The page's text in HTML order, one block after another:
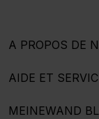
A PROPOS DE
AIDE ET
MEINEWAND